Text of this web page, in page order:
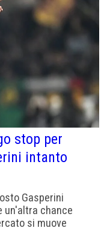
stop per
intanto
Gasperini
un'altra chance
si muove